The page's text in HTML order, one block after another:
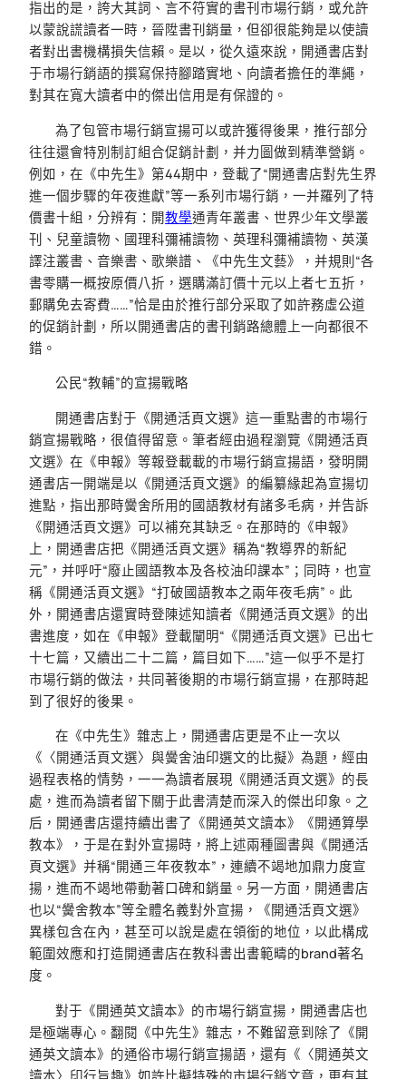
指出的是，誇大其詞、言不符實的書刊市場行銷，或允許
以蒙說謊讀者一時，晉陞書刊銷量，但卻很能夠是以使讀
者對出書機構損失信賴。是以，從久遠來說，開通書店對
于市場行銷語的撰寫保持腳踏實地、向讀者擔任的準繩，
對其在寬大讀者中的傑出信用是有保證的。
為了包管市場行銷宣揚可以或許獲得後果，推行部分
往往還會特別制訂組合促銷計劃，并力圖做到精準營銷。
例如，在《中先生》第44期中，登載了“開通書店對先生界
進一個步驟的年夜進獻”等一系列市場行銷，一并羅列了特
價書十組，分辨有：開教學通青年叢書、世界少年文學叢
刊、兒童讀物、國理科彌補讀物、英理科彌補讀物、英漢
譯注叢書、音樂書、歌樂譜、《中先生文藝》，并規則“各
書零購一概按原價八折，選購滿訂價十元以上者七五折，
郵購免去寄費……”恰是由於推行部分采取了如許務虛公道
的促銷計劃，所以開通書店的書刊銷路總體上一向都很不
錯。
公民“教輔”的宣揚戰略
開通書店對于《開通活頁文選》這一重點書的市場行
銷宣揚戰略，很值得留意。筆者經由過程瀏覽《開通活頁
文選》在《申報》等報登載載的市場行銷宣揚語，發明開
通書店一開端是以《開通活頁文選》的編纂緣起為宣揚切
進點，指出那時黌舍所用的國語教材有諸多毛病，并告訴
《開通活頁文選》可以補充其缺乏。在那時的《申報》
上，開通書店把《開通活頁文選》稱為“教導界的新紀
元”，并呼吁“廢止國語教本及各校油印課本”；同時，也宣
稱《開通活頁文選》“打破國語教本之兩年夜毛病”。此
外，開通書店還實時登陳述知讀者《開通活頁文選》的出
書進度，如在《申報》登載闡明“《開通活頁文選》已出七
十七篇，又續出二十二篇，篇目如下……”這一似乎不是打
市場行銷的做法，共同著後期的市場行銷宣揚，在那時起
到了很好的後果。
在《中先生》雜志上，開通書店更是不止一次以
《〈開通活頁文選〉與黌舍油印選文的比擬》為題，經由
過程表格的情勢，一一為讀者展現《開通活頁文選》的長
處，進而為讀者留下關于此書清楚而深入的傑出印象。之
后，開通書店還持續出書了《開通英文讀本》《開通算學
教本》，于是在對外宣揚時，將上述兩種圖書與《開通活
頁文選》并稱“開通三年夜教本”，連續不竭地加鼎力度宣
揚，進而不竭地帶動著口碑和銷量。另一方面，開通書店
也以“黌舍教本”等全體名義對外宣揚，《開通活頁文選》
異樣包含在內，甚至可以說是處在領銜的地位，以此構成
範圍效應和打造開通書店在教科書出書範疇的brand著名
度。
對于《開通英文讀本》的市場行銷宣揚，開通書店也
是極端專心。翻閱《中先生》雜志，不難留意到除了《開
通英文讀本》的通俗市場行銷宣揚語，還有《〈開通英文